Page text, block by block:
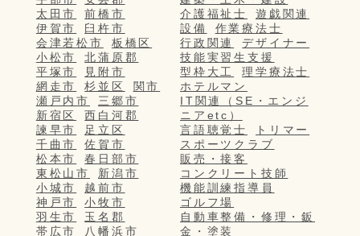
太田市
前橋市
伊賀市
臼杵市
会津若松市
板橋区
小松市
北蒲原郡
平塚市
見附市
網走市
杉並区
関市
瀬戸内市
三郷市
新宿区
西白河郡
諫早市
足立区
千曲市
佐賀市
松本市
春日部市
東松山市
新潟市
小城市
越前市
神戸市
小牧市
羽生市
玉名郡
帯広市
八幡浜市
介護福祉士
遊戯関連
設備
作業療法士
行政関連
デザイナー
技能実習生支援
型枠大工
理学療法士
ホテルマン
IT関連（SE・エンジ
ニアetc）
言語聴覚士
トリマー
スポーツクラブ
販売・接客
コンクリート技師
機能訓練指導員
ゴルフ場
自動車整備・修理・鈑
金・塗装